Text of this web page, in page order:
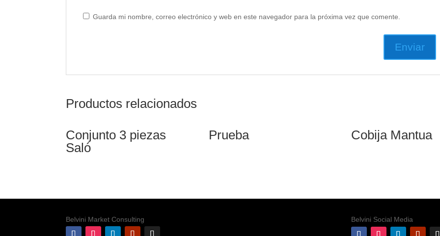
Guarda mi nombre, correo electrónico y web en este navegador para la próxima vez que comente.
Productos relacionados
Conjunto 3 piezas
Saló
Prueba Cobija Mantua
Belvini Market Consulting Belvini Social Media